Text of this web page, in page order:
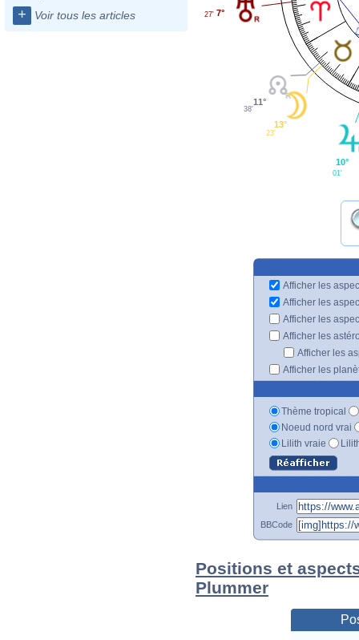
+ Voir tous les articles 7°
27'
11°
38'
13°
23'
10°
01'
Afficher les
Afficher les
Afficher les
Afficher les
Afficher les
Afficher les
Thème tropical
Noeud nord vrai
Lilith vraie
Lien
BBCode
Positions et
Plummer